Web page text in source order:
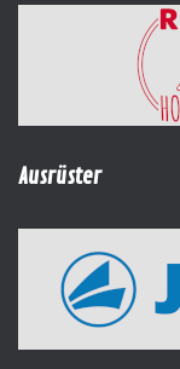
Ausrüster